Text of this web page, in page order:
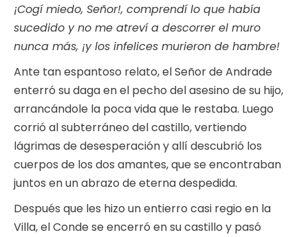
¡Cogí miedo, Señor!, comprendí lo que había
sucedido y no me atreví a descorrer el muro
nunca más, ¡y los infelices murieron de hambre!
Ante tan espantoso relato, el Señor de Andrade
enterró su daga en el pecho del asesino de su hijo,
arrancándole la poca vida que le restaba. Luego
corrió al subterráneo del castillo, vertiendo
lágrimas de desesperación y allí descubrió los
cuerpos de los dos amantes, que se encontraban
juntos en un abrazo de eterna despedida.
Después que les hizo un entierro casi regio en la
Villa, el Conde se encerró en su castillo y pasó